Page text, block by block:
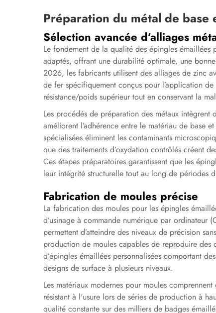
Préparation du métal de base
Sélection avancée d’alliages
Le fondement de la qualité des épingles émaillées
adaptés, offrant une durabilité optimale, une
2026, les fabricants utilisent des alliages de zinc
de fer spécifiquement conçus pour l’application
résistance/poids supérieur tout en conservant la
Les procédés de préparation des métaux
améliorent l’adhérence entre le matériau de base
spécialisées éliminent les contaminants
que des traitements d’oxydation contrôlés créent
Ces étapes préparatoires garantissent que les
leur intégrité structurelle tout au long de périodes
Fabrication de moules précise
La fabrication des moules pour les épingles
d’usinage à commande numérique par ordinateur
permettent d’atteindre des niveaux de précision
production de moules capables de reproduire
d’épingles émaillées personnalisées comportant
designs de surface à plusieurs niveaux.
Les matériaux modernes pour moules
résistant à l'usure lors de séries de production à
qualité constante sur des milliers de badges